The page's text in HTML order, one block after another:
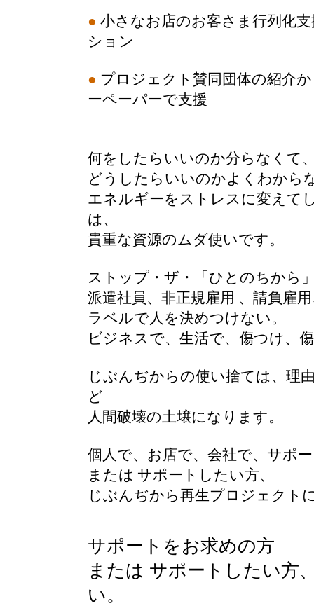
● 小さなお店のお客さま行列化
ション
● プロジェクト賛同団体の紹介
ーペーパーで支援
何をしたらいいのか分らなくて
どうしたらいいのかよくわから
エネルギーをストレスに変えて
は、
貴重な資源のムダ使いです。
ストップ・ザ・「ひとのちから
派遣社員、非正規雇用 、請負雇
ラベルで人を決めつけない。
ビジネスで、生活で、傷つけ、
じぶんぢからの使い捨ては、理
ど
人間破壊の土壌になります。
個人で、お店で、会社で、サポ
または サポートしたい方、
じぶんぢから再生プロジェクト
サポートをお求めの方
または サポートしたい方
い。